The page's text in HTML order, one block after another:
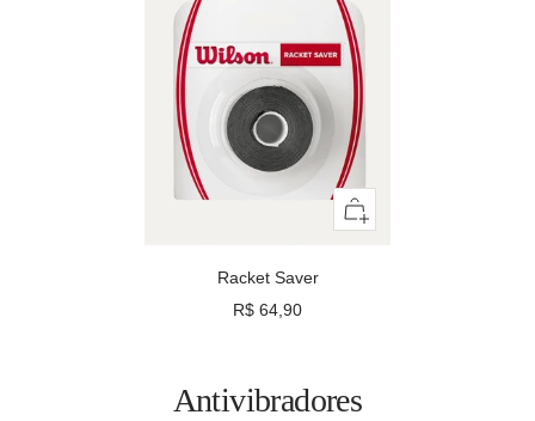
Adicionar
Racket Saver
Preço
R$ 64,90
Antivibradores